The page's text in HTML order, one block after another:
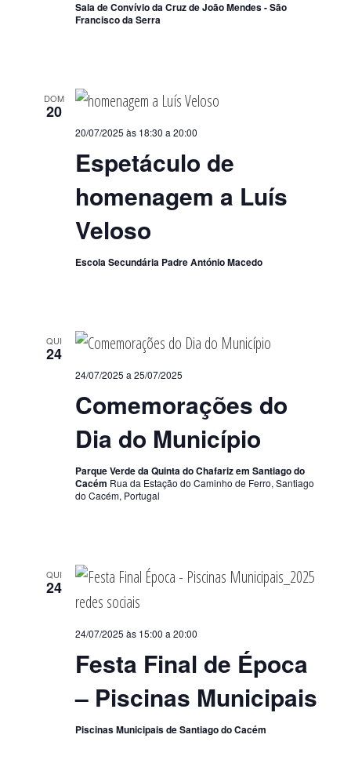
Sala de Convívio da Cruz de João Mendes - São
Francisco da Serra
DOM
20
Espetáculo de
homenagem a Luís
Veloso
20/07/2025 às 18:30 a 20:00
Escola Secundária Padre António Macedo
QUI
24
Comemorações do
Dia do Município
24/07/2025 a 25/07/2025
Parque Verde da Quinta do Chafariz em Santiago do
Cacém Rua da Estação do Caminho de Ferro, Santiago
do Cacém, Portugal
QUI
24
Festa Final de Época
– Piscinas Municipais
24/07/2025 às 15:00 a 20:00
Piscinas Municipais de Santiago do Cacém